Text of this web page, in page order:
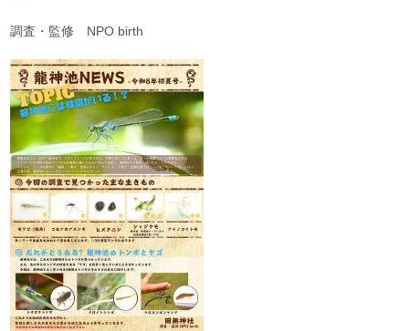
調査・監修 NPO birth